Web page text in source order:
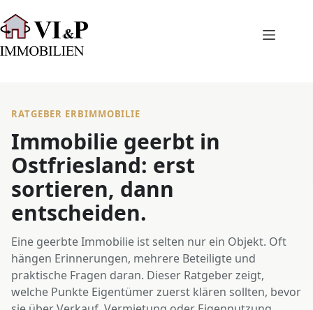
Inhalt
springen
RATGEBER ERBIMMOBILIE
Immobilie geerbt in
Ostfriesland: erst
sortieren, dann
entscheiden.
Eine geerbte Immobilie ist selten nur ein Objekt. Oft
hängen Erinnerungen, mehrere Beteiligte und
praktische Fragen daran. Dieser Ratgeber zeigt,
welche Punkte Eigentümer zuerst klären sollten, bevor